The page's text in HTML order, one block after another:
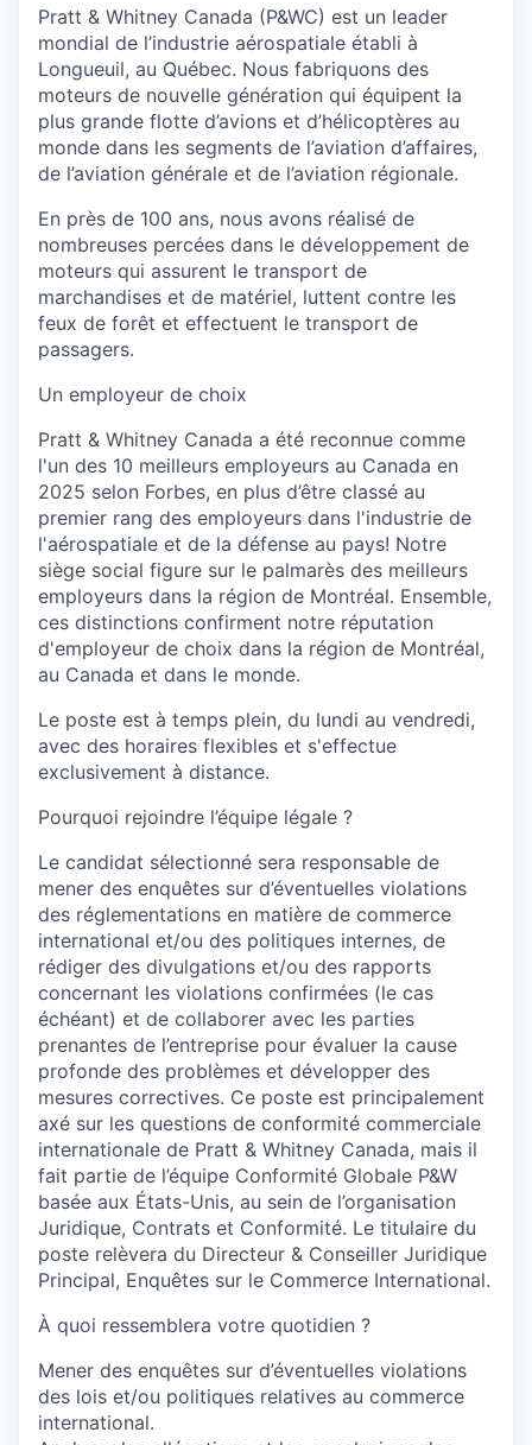
Pratt & Whitney Canada (P&WC) est un leader
mondial de l’industrie aérospatiale établi à
Longueuil, au Québec. Nous fabriquons des
moteurs de nouvelle génération qui équipent la
plus grande flotte d’avions et d’hélicoptères au
monde dans les segments de l’aviation d’affaires,
de l’aviation générale et de l’aviation régionale.
En près de 100 ans, nous avons réalisé de
nombreuses percées dans le développement de
moteurs qui assurent le transport de
marchandises et de matériel, luttent contre les
feux de forêt et effectuent le transport de
passagers.
Un employeur de choix
Pratt & Whitney Canada a été reconnue comme
l'un des 10 meilleurs employeurs au Canada en
2025 selon Forbes, en plus d’être classé au
premier rang des employeurs dans l'industrie de
l'aérospatiale et de la défense au pays! Notre
siège social figure sur le palmarès des meilleurs
employeurs dans la région de Montréal. Ensemble,
ces distinctions confirment notre réputation
d'employeur de choix dans la région de Montréal,
au Canada et dans le monde.
Le poste est à temps plein, du lundi au vendredi,
avec des horaires flexibles et s'effectue
exclusivement à distance.
Pourquoi rejoindre l’équipe légale ?
Le candidat sélectionné sera responsable de
mener des enquêtes sur d’éventuelles violations
des réglementations en matière de commerce
international et/ou des politiques internes, de
rédiger des divulgations et/ou des rapports
concernant les violations confirmées (le cas
échéant) et de collaborer avec les parties
prenantes de l’entreprise pour évaluer la cause
profonde des problèmes et développer des
mesures correctives. Ce poste est principalement
axé sur les questions de conformité commerciale
internationale de Pratt & Whitney Canada, mais il
fait partie de l’équipe Conformité Globale P&W
basée aux États-Unis, au sein de l’organisation
Juridique, Contrats et Conformité. Le titulaire du
poste relèvera du Directeur & Conseiller Juridique
Principal, Enquêtes sur le Commerce International.
À quoi ressemblera votre quotidien ?
Mener des enquêtes sur d’éventuelles violations
des lois et/ou politiques relatives au commerce
international.